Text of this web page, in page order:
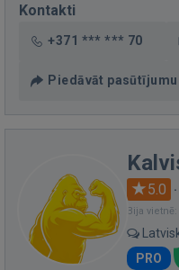
Kontakti
+371 *** *** 70
Piedāvāt pasūtījumu
5.0 ·
Bija
PRO